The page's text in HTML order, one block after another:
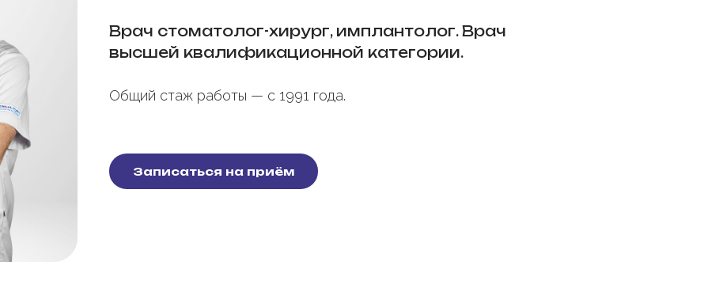
Врач стоматолог-хирург, имплантолог. Врач
высшей квалификационной категории.
Общий стаж работы — с 1991 года.
Записаться на приём